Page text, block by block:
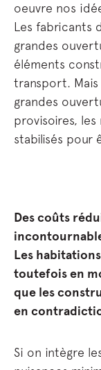
oeuvre nos
Les fabricants
grandes
éléments
transport. Mais
grandes
provisoires,
stabilisés pour
Des coûts
Les
toutefois en
que les
en
Si on intègre